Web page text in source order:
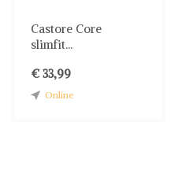
Castore Core
slimfit...
€ 33,99
Online